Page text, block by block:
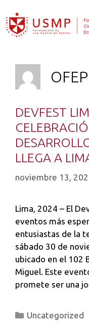
DEVFEST
LLEGA A
noviembre 13,
Lima, 2024 – El
eventos más
entusiastas de la
sábado 30 de
ubicado en el 102
Miguel. Este
promete ser una
Uncategorized